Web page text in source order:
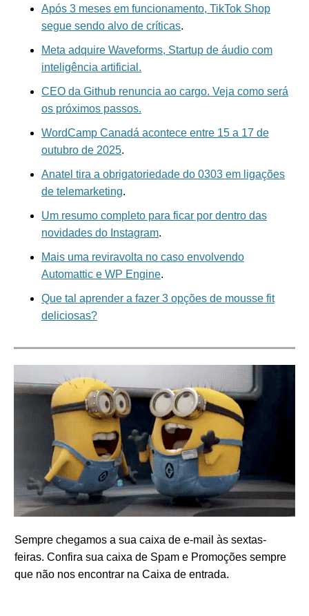
Após 3 meses em funcionamento, TikTok Shop
segue sendo alvo de críticas.
Meta adquire Waveforms, Startup de áudio com
inteligência artificial.
CEO da Github renuncia ao cargo. Veja como será
os próximos passos.
WordCamp Canadá acontece entre 15 a 17 de
outubro de 2025.
Anatel tira a obrigatoriedade do 0303 em ligações
de telemarketing.
Um resumo completo para ficar por dentro das
novidades do Instagram.
Mais uma reviravolta no caso envolvendo
Automattic e WP Engine.
Que tal aprender a fazer 3 opções de mousse fit
deliciosas?
Sempre chegamos a sua caixa de e-mail às sextas-
feiras. Confira sua caixa de Spam e Promoções sempre
que não nos encontrar na Caixa de entrada.